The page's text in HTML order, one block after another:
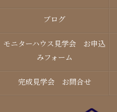
ブログ
モニターハウス見学会 お申込
みフォーム
完成見学会 お問合せ